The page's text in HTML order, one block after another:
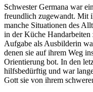
Schwester Germana war
freundlich zugewandt. Mit
manche Situationen des
in der Küche
Aufgabe als Ausbilderin
denen sie auf ihrem Weg
Orientierung bot. In den
hilfsbedürftig und war
Gott sie von ihrem